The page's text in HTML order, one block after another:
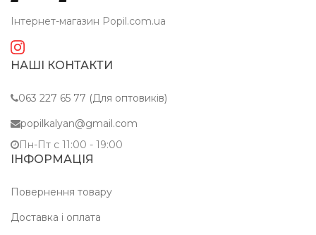
Інтернет-магазин Popil.com.ua
НАШІ КОНТАКТИ
063 227 65 77 (Для оптовиків)
popilkalyan@gmail.com
Пн-Пт c 11:00 - 19:00
ІНФОРМАЦІЯ
Повернення товару
Доставка і оплата